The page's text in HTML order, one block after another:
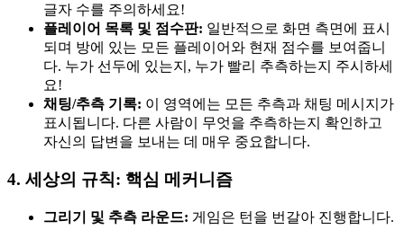
글자 수를 주의하세요!
플레이어 목록 및 점수판: 일반적으로 화면 측면에 표시
되며 방에 있는 모든 플레이어와 현재 점수를 보여줍니
다. 누가 선두에 있는지, 누가 빨리 추측하는지 주시하세
요!
채팅/추측 기록: 이 영역에는 모든 추측과 채팅 메시지가
표시됩니다. 다른 사람이 무엇을 추측하는지 확인하고
자신의 답변을 보내는 데 매우 중요합니다.
4. 세상의 규칙: 핵심 메커니즘
그리기 및 추측 라운드: 게임은 턴을 번갈아 진행합니다.